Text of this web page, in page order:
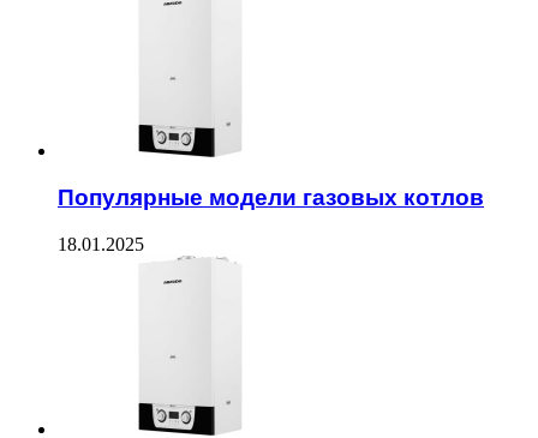
Популярные модели газовых котлов
18.01.2025